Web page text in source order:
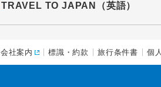
TRAVEL TO JAPAN（英語）
会社案内 標識・約款 旅行条件書 個